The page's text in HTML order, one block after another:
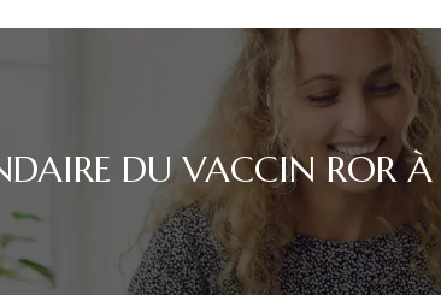
DU VACCIN ROR